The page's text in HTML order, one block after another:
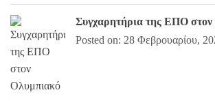
Συγχαρητήρια της ΕΠΟ
Posted on: 28 Φεβρουαρίου,